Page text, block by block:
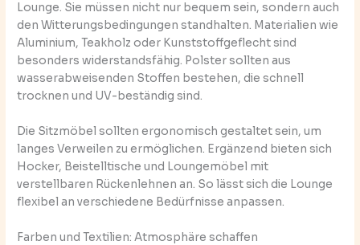
Lounge. Sie müssen nicht nur bequem sein, sondern auch
den Witterungsbedingungen standhalten. Materialien wie
Aluminium, Teakholz oder Kunststoffgeflecht sind
besonders widerstandsfähig. Polster sollten aus
wasserabweisenden Stoffen bestehen, die schnell
trocknen und UV-beständig sind.
Die Sitzmöbel sollten ergonomisch gestaltet sein, um
langes Verweilen zu ermöglichen. Ergänzend bieten sich
Hocker, Beistelltische und Loungemöbel mit
verstellbaren Rückenlehnen an. So lässt sich die Lounge
flexibel an verschiedene Bedürfnisse anpassen.
Farben und Textilien: Atmosphäre schaffen